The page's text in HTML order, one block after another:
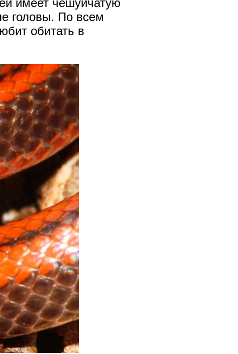
имеет чешуйчатую
головы. По всем
обитать в